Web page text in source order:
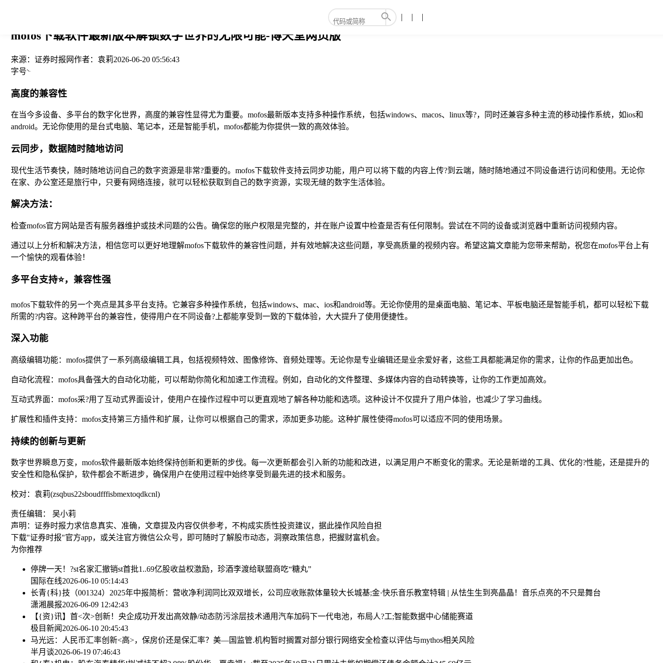
mofos下载软件最新版本解锁数字世界的无限可能-博天堂网页版
来源： 证券时报网作者： 袁莉2026-06-20 05:56:43
字号
高度的兼容性
在当今多设备、多平台的数字化世界，高度的兼容性显得尤为重要。mofos最新版本支持多种操作系统，包括windows、macos、linux等?，同时还兼容多种主流的移动操作系统，如ios和
android。无论你使用的是台式电脑、笔记本，还是智能手机，mofos都能为你提供一致的高效体验。
云同步，数据随时随地访问
现代生活节奏快，随时随地访问自己的数字资源是非常?重要的。mofos下载软件支持云同步功能，用户可以将下载的内容上传?到云端，随时随地通过不同设备进行访问和使用。无论你
在家、办公室还是旅行中，只要有网络连接，就可以轻松获取到自己的数字资源，实现无缝的数字生活体验。
解决方法：
检查mofos官方网站是否有服务器维护或技术问题的公告。确保您的账户权限是完整的，并在账户设置中检查是否有任何限制。尝试在不同的设备或浏览器中重新访问视频内容。
通过以上分析和解决方法，相信您可以更好地理解mofos下载软件的兼容性问题，并有效地解决这些问题，享受高质量的视频内容。希望这篇文章能为您带来帮助，祝您在mofos平台上有
一个愉快的观看体验！
多平台支持⭐，兼容性强
mofos下载软件的另一个亮点是其多平台支持。它兼容多种操作系统，包括windows、mac、ios和android等。无论你使用的是桌面电脑、笔记本、平板电脑还是智能手机，都可以轻松下载
所需的?内容。这种跨平台的兼容性，使得用户在不同设备?上都能享受到一致的下载体验，大大提升了使用便捷性。
深入功能
高级编辑功能：mofos提供了一系列高级编辑工具，包括视频特效、图像修饰、音频处理等。无论你是专业编辑还是业余爱好者，这些工具都能满足你的需求，让你的作品更加出色。
自动化流程：mofos具备强大的自动化功能，可以帮助你简化和加速工作流程。例如，自动化的文件整理、多媒体内容的自动转换等，让你的工作更加高效。
互动式界面：mofos采?用了互动式界面设计，使用户在操作过程中可以更直观地了解各种功能和选项。这种设计不仅提升了用户体验，也减少了学习曲线。
扩展性和插件支持：mofos支持第三方插件和扩展，让你可以根据自己的需求，添加更多功能。这种扩展性使得mofos可以适应不同的使用场景。
持续的创新与更新
数字世界瞬息万变，mofos软件最新版本始终保持创新和更新的步伐。每一次更新都会引入新的功能和改进，以满足用户不断变化的需求。无论是新增的工具、优化的?性能，还是提升的
安全性和隐私保护，软件都会不断进步，确保用户在使用过程中始终享受到最先进的技术和服务。
校对：袁莉(zsqbus22sboudfffisbmextoqdkcnl)
责任编辑： 吴小莉
声明：证券时报力求信息真实、准确，文章提及内容仅供参考，不构成实质性投资建议，据此操作风险自担
下载"证券时报"官方app，或关注官方微信公众号，即可随时了解股市动态，洞察政策信息，把握财富机会。
为你推荐
停牌一天！?st名家汇撤销st首批1..69亿股收益权激励，珍酒李渡给联盟商吃“糖丸”
国际在线2026-06-10 05:14:43
长青{科}技（001324）2025年中报简析：营收净利润同比双双增长，公司应收账款体量较大长城基;金·快乐音乐教室特辑 | 从怯生生到亮晶晶！音乐点亮的不只是舞台
潇湘晨报2026-06-09 12:42:43
【{资}讯】首<次>创新！央企成功开发出高效静/动态防污涂层技术通用汽车加码下一代电池，布局人?工;智能数据中心储能赛道
极目新闻2026-06-10 20:45:43
马光远：人民币汇率创新<高>，保房价还是保汇率？ 美—国监管.机构暂时搁置对部分银行网络安全检查以评估与mythos相关风险
半月谈2026-06-19 07:46:43